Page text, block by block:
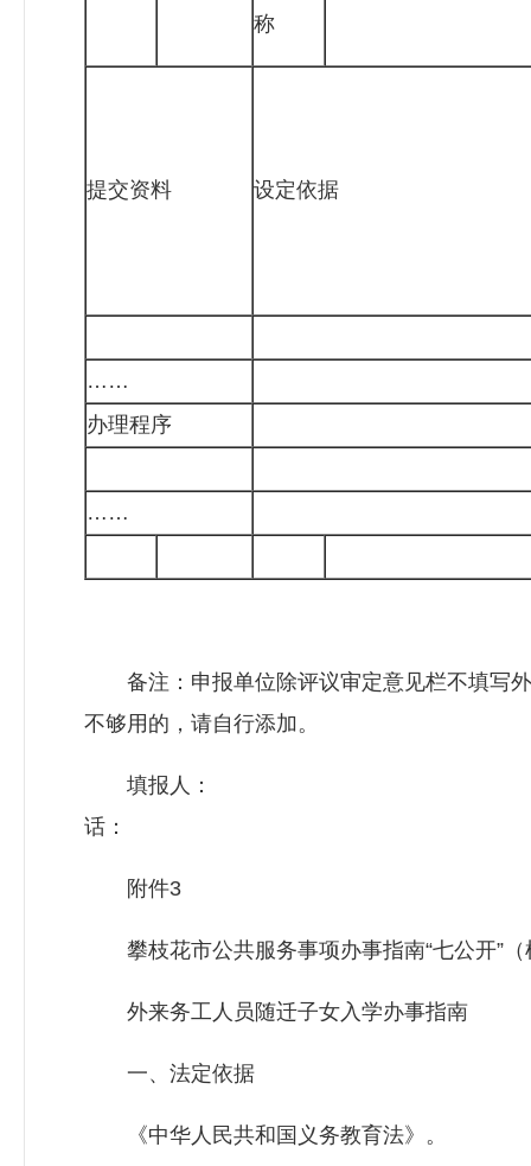
称
提交资料 设定依据
……
办理程序
……
备注：申报单位除评议审定意见栏不填写外
不够用的，请自行添加。
填报人
话：
附件3
攀枝花市公共服务事项办事指南“七公开”（
外来务工人员随迁子女入学办事指南
一、法定依据
《中华人民共和国义务教育法》。